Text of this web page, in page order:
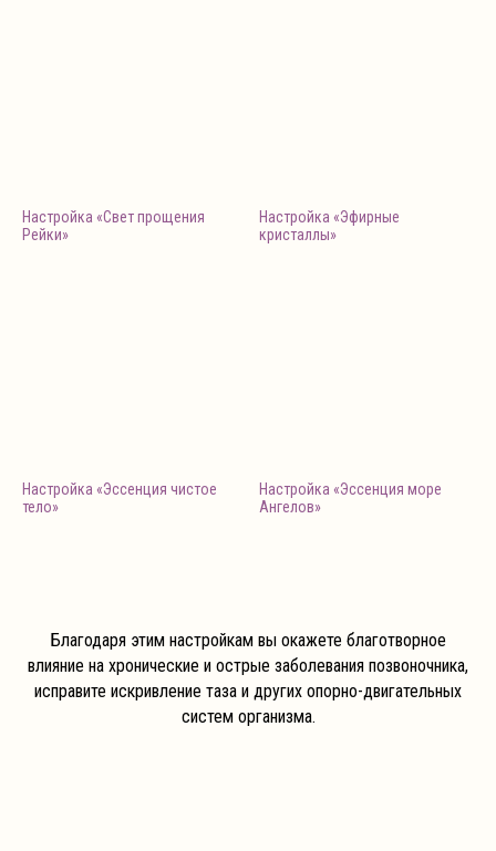
Настройка «Свет прощения
Рейки»
Настройка «Эфирные
кристаллы»
Настройка «Эссенция чистое
тело»
Настройка «Эссенция море
Ангелов»
Благодаря этим настройкам вы окажете благотворное
влияние на хронические и острые заболевания позвоночника,
исправите искривление таза и других опорно-двигательных
систем организма.